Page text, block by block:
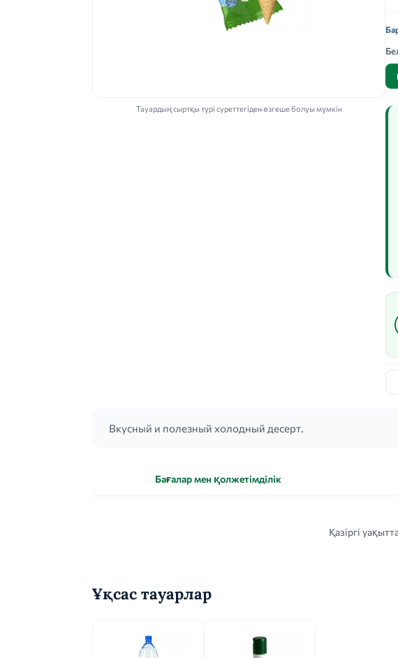
Тауардың сыртқы түрі суреттегіден өзгеше болуы мүмкін
Вкусный и полезный холодный десерт.
Бағалар мен қолжетімділік
Қазіргі
Ұқсас тауарлар